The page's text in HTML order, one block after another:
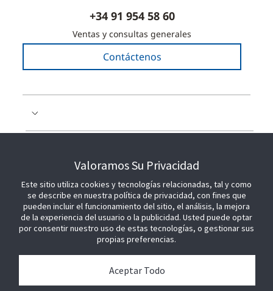
+34 91 954 58 60
Ventas y consultas generales
Contáctenos
ÚNETE A NOSOTROS
Valoramos Su Privacidad
Este sitio utiliza cookies y tecnologías relacionadas, tal y como
se describe en nuestra política de privacidad, con fines que
pueden incluir el funcionamiento del sitio, el análisis, la mejora
de la experiencia del usuario o la publicidad. Usted puede optar
por consentir nuestro uso de estas tecnologías, o gestionar sus
propias preferencias.
Aceptar Todo